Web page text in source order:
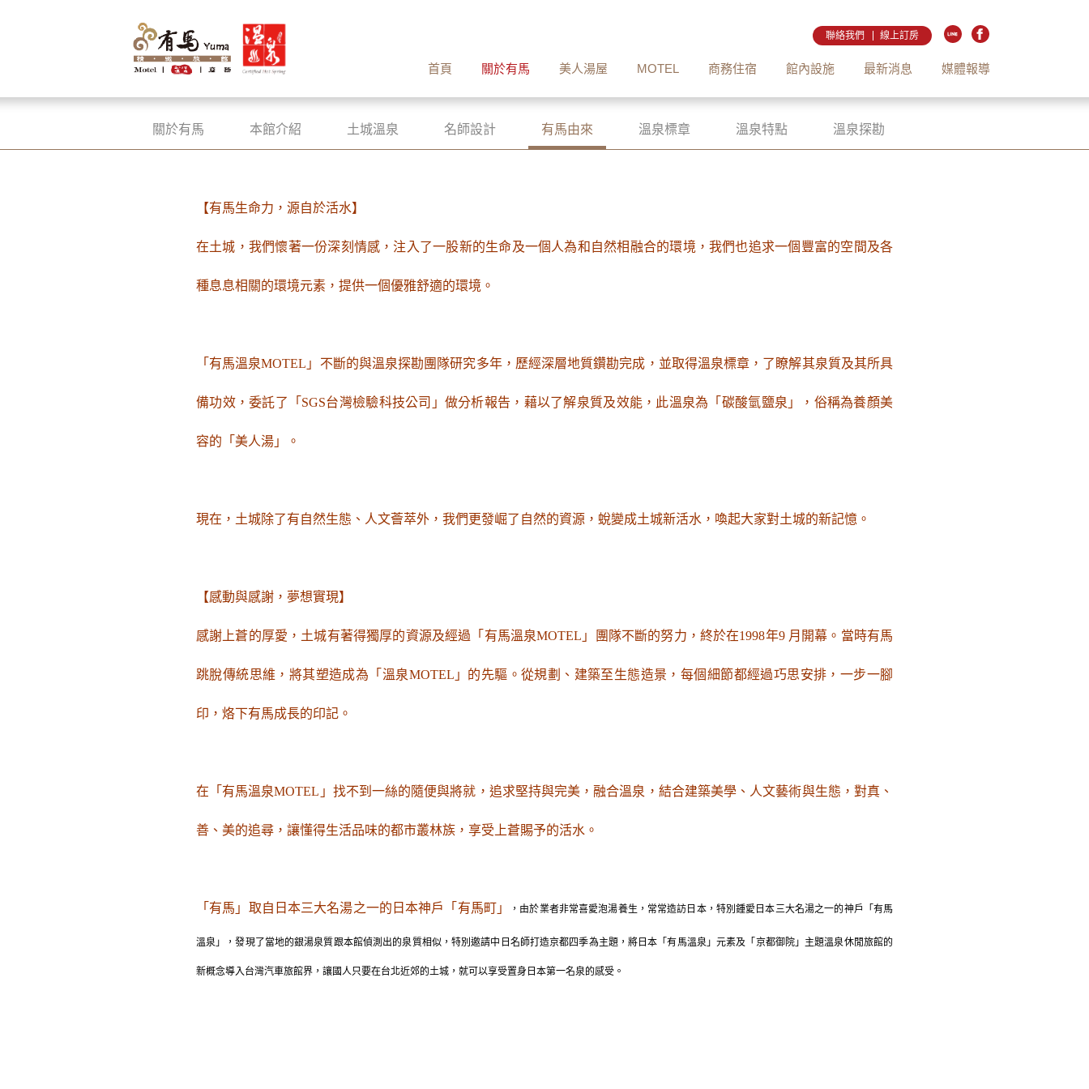
聯絡我們 線上訂房
首頁 關於有馬 美人湯屋 MOTEL 商務住宿 館內設施 最新消息 媒體報導
關於有馬 本館介紹 土城溫泉 名師設計 有馬由來 溫泉標章 溫泉特點 溫泉探勘
【有馬生命力，源自於活水】
在土城，我們懷著一份深刻情感，注入了一股新的生命及一個人為和自然相融合的環境，我們也追求一個豐富的空間及各
種息息相關的環境元素，提供一個優雅舒適的環境。
「有馬溫泉MOTEL」不斷的與溫泉探勘團隊研究多年，歷經深層地質鑽勘完成，並取得溫泉標章，了瞭解其泉質及其所具
備功效，委託了「SGS台灣檢驗科技公司」做分析報告，藉以了解泉質及效能，此溫泉為「碳酸氫鹽泉」，俗稱為養顏美
容的「美人湯」。
現在，土城除了有自然生態、人文薈萃外，我們更發崛了自然的資源，蛻變成土城新活水，喚起大家對土城的新記憶。
【感動與感謝，夢想實現】
感謝上蒼的厚愛，土城有著得獨厚的資源及經過「有馬溫泉MOTEL」團隊不斷的努力，終於在1998年9 月開幕。當時有馬
跳脫傳統思維，將其塑造成為「溫泉MOTEL」的先驅。從規劃、建築至生態造景，每個細節都經過巧思安排，一步一腳
印，烙下有馬成長的印記。
在「有馬溫泉MOTEL」找不到一絲的隨便與將就，追求堅持與完美，融合溫泉，結合建築美學、人文藝術與生態，對真、
善、美的追尋，讓懂得生活品味的都市叢林族，享受上蒼賜予的活水。
「有馬」取自日本三大名湯之一的日本神戶「有馬町」 ， 由於業者非常喜愛泡湯養生，常常造訪日本，特別鍾愛日本三大名湯之一的神戶「有馬
溫泉」，發現了當地的銀湯泉質跟本館偵測出的泉質相似，特別邀請中日名師打造京都四季為主題，將日本「有馬溫泉」元素及「京都御院」主題溫泉休閒旅館的
新概念導入台灣汽車旅館界，讓國人只要在台北近郊的土城，就可以享受置身日本第一名泉的感受。